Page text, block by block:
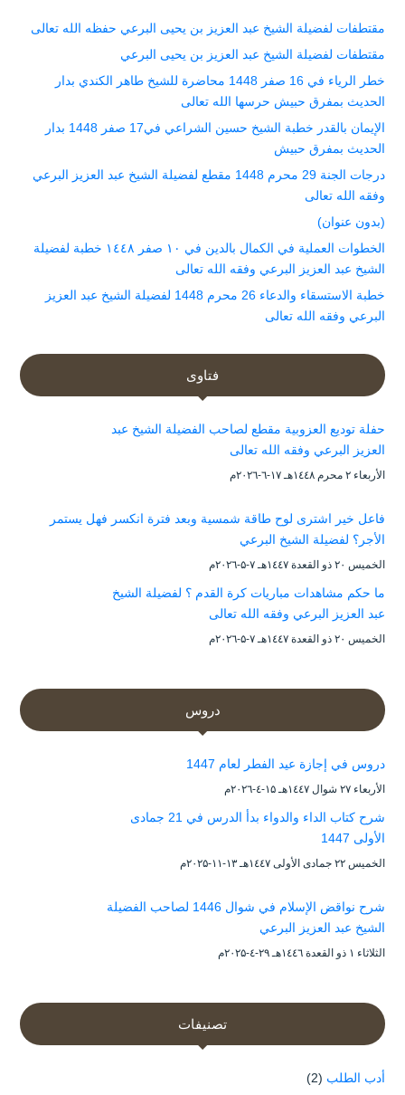
مقتطفات لفضيلة الشيخ عبد العزيز بن يحيى البرعي حفظه الله تعالى
مقتطفات لفضيلة الشيخ عبد العزيز بن يحيى البرعي
خطر الرياء في 16 صفر 1448 محاضرة للشيخ طاهر الكندي بدار
الحديث بمفرق حبيش حرسها الله تعالى
الإيمان بالقدر خطبة الشيخ حسين الشراعي في17 صفر 1448 بدار
الحديث بمفرق حبيش
درجات الجنة 29 محرم 1448 مقطع لفضيلة الشيخ عبد العزيز البرعي
وفقه الله تعالى
(بدون عنوان)
الخطوات العملية في الكمال بالدين في ١٠ صفر ١٤٤٨ خطبة لفضيلة
الشيخ عبد العزيز البرعي وفقه الله تعالى
خطبة الاستسقاء والدعاء 26 محرم 1448 لفضيلة الشيخ عبد العزيز
البرعي وفقه الله تعالى
فتاوى
حفلة توديع العزوبية مقطع لصاحب الفضيلة الشيخ عبد
العزيز البرعي وفقه الله تعالى
الأربعاء ۲ محرم ۱٤٤۸هـ ۱۷-٦-۲۰۲٦م
فاعل خير اشترى لوح طاقة شمسية وبعد فترة انكسر فهل يستمر
الأجر؟ لفضيلة الشيخ البرعي
الخميس ۲۰ ذو القعدة ۱٤٤۷هـ ۷-۵-۲۰۲٦م
ما حكم مشاهدات مباريات كرة القدم ؟ لفضيلة الشيخ
عبد العزيز البرعي وفقه الله تعالى
الخميس ۲۰ ذو القعدة ۱٤٤۷هـ ۷-۵-۲۰۲٦م
دروس
دروس في إجازة عيد الفطر لعام 1447
الأربعاء ۲۷ شوال ۱٤٤۷هـ ۱۵-٤-۲۰۲٦م
شرح كتاب الداء والدواء بدأ الدرس في 21 جمادى
الأولى 1447
الخميس ۲۲ جمادى الأولى ۱٤٤۷هـ ۱۳-۱۱-۲۰۲۵م
شرح نواقض الإسلام في شوال 1446 لصاحب الفضيلة
الشيخ عبد العزيز البرعي
الثلاثاء ۱ ذو القعدة ۱٤٤٦هـ ۲۹-٤-۲۰۲۵م
تصنيفات
أدب الطلب (2)